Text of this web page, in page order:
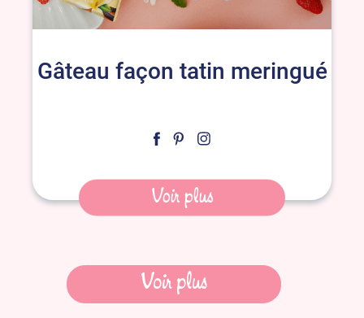
Gâteau façon tatin meringué
Voir plus
NavigationVoir plus